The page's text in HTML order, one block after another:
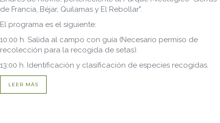
de Francia, Béjar, Quilamas y El Rebollar".
El programa es el siguiente:
10:00 h. Salida al campo con guía (Necesario permiso de
recolección para la recogida de setas).
13:00 h. Identificación y clasificación de especies recogidas.
LEER MÁS